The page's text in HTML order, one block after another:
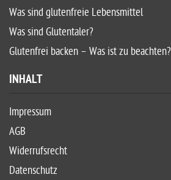
Was sind glutenfreie Lebensmittel
Was sind Glutentaler?
Glutenfrei backen – Was ist zu beachten?
INHALT
Impressum
AGB
Widerrufsrecht
Datenschutz